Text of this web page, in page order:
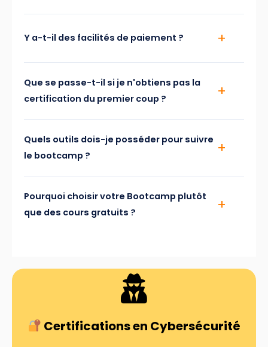
Y a-t-il des facilités de paiement ?
Que se passe-t-il si je n'obtiens pas la
certification du premier coup ?
Quels outils dois-je posséder pour suivre
le bootcamp ?
Pourquoi choisir votre Bootcamp plutôt
que des cours gratuits ?
Certifications en Cybersécurité